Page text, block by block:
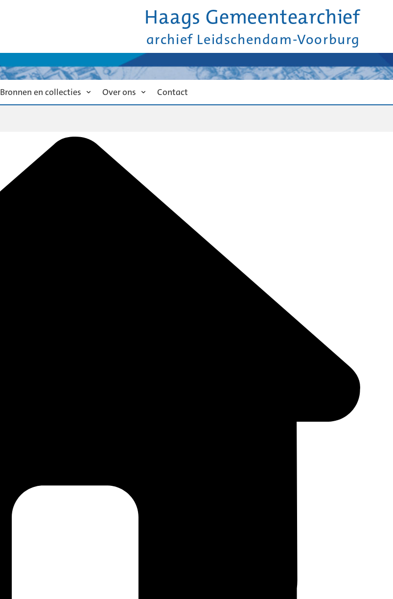
Haags Gemeentearchief
archief Leidschendam-Voorburg
Bronnen en collecties Over ons Contact